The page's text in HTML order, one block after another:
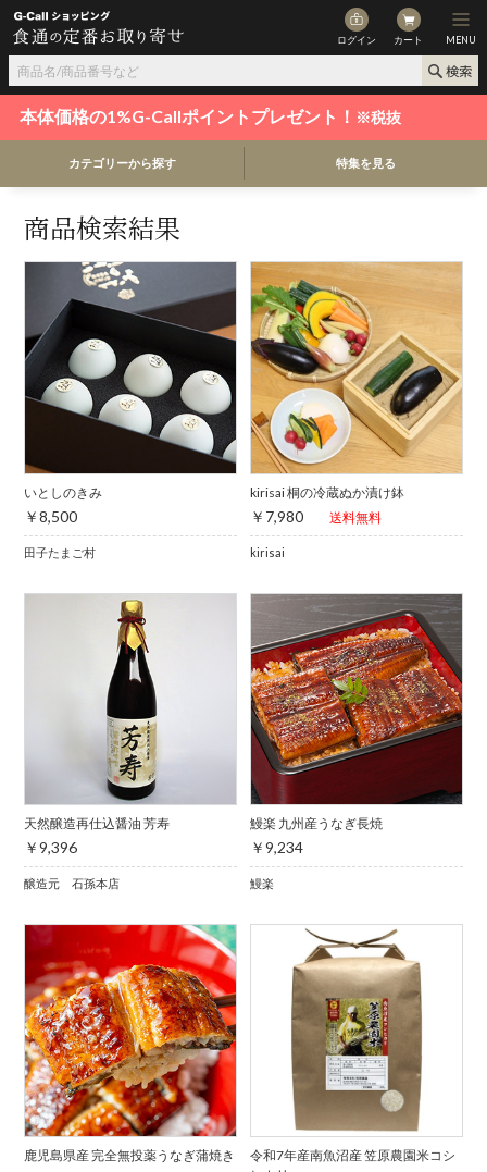
ログイン カート MENU
本体価格の1%G-Callポイントプレゼント！ ※税抜
カテゴリーから探す 特集を見る
商品検索結果
いとしのきみ
￥8,500
田子たまご村
kirisai 桐の冷蔵ぬか漬け鉢
￥7,980 送料無料
kirisai
天然醸造再仕込醤油 芳寿
￥9,396
醸造元 石孫本店
鰻楽 九州産うなぎ長焼
￥9,234
鰻楽
鹿児島県産 完全無投薬うなぎ蒲焼き
令和7年産南魚沼産 笠原農園米コシ